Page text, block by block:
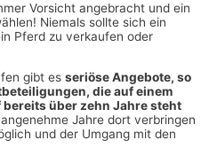
Vorsicht angebracht und ein
Niemals sollte sich ein
Pferd zu verkaufen oder
gibt es seriöse Angebote, so
die auf einem
über zehn Jahre steht
Jahre dort verbringen
und der Umgang mit den